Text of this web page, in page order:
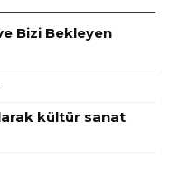
Bizi Bekleyen
kültür sanat